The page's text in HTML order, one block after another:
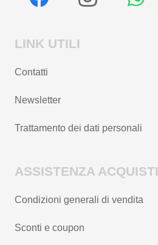
LINK UTILI
Contatti
Newsletter
Trattamento dei dati personali
ASSISTENZA ACQUISTI
Condizioni generali di vendita
Sconti e coupon